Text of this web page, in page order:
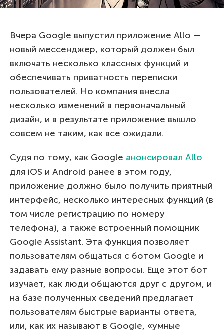
Вчера Google выпустил приложение Allo —
новый мессенджер, который должен был
включать несколько классных функций и
обеспечивать приватность переписки
пользователей. Но компания внесла
несколько изменений в первоначальный
дизайн, и в результате приложение вышло
совсем не таким, как все ожидали.
Судя по тому, как Google анонсировал Allo
для iOS и Android ранее в этом году,
приложение должно было получить приятный
интерфейс, несколько интересных функций (в
том числе регистрацию по номеру
телефона), а также встроенный помощник
Google Assistant. Эта функция позволяет
пользователям общаться с ботом Google и
задавать ему разные вопросы. Еще этот бот
изучает, как люди общаются друг с другом, и
на базе полученных сведений предлагает
пользователям быстрые варианты ответа,
или, как их называют в Google, «умные